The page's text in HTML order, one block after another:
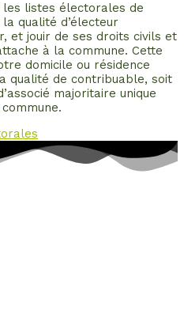
les listes électorales de
qualité d’électeur
et jouir de ses droits civils et
à la commune. Cette
domicile ou résidence
qualité de contribuable, soit
majoritaire unique